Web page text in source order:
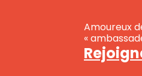
Amoureux
«